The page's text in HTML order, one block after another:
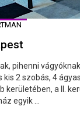
pihenni
2 szobás, 4
kerületében, a II.
egyik ...